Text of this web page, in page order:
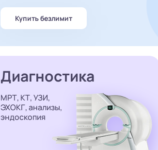
Купить безлимит
Диагностика
МРТ, КТ, УЗИ,
ЭХОКГ, анализы,
эндоскопия